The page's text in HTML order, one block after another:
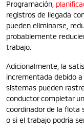
Programación,
registros de llegada
pueden eliminarse,
probablemente
trabajo.
Adicionalmente, la
incrementada debido
sistemas pueden
conductor completar
coordinador de la flota
o si el trabajo podría